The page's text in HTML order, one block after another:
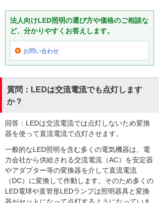
法人向けLED照明の選び方や価格のご相談な
ど、分かりやすくお答えします。
お問い合わせ
質問：LEDは交流電流でも点灯します
か？
回答：LEDは交流電流では点灯しないため変換
器を使って直流電流で点灯させます。
一般的なLED照明を含む多くの電気機器は、電
力会社から供給される交流電流（AC）を安定器
やアダプター等の変換器を介して直流電流
（DC）に変換して作動します。そのため多くの
LED電球や直管形LEDランプは照明器具と変換